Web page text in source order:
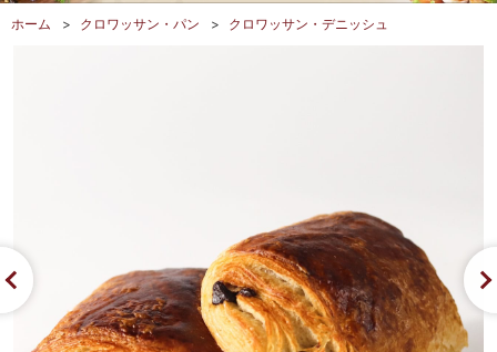
ホーム > クロワッサン・パン > クロワッサン・デニッシュ